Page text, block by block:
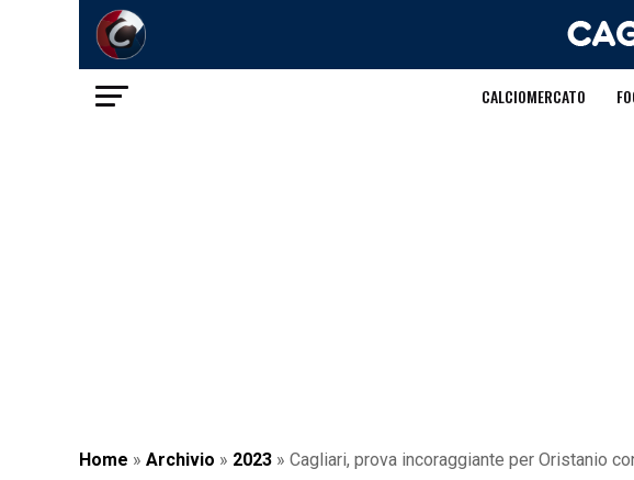
CALCIOMERCATO
Home » Archivio » 2023 » Cagliari, prova incoraggiante per Oristanio